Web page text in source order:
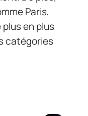
Paris,
en plus
catégories